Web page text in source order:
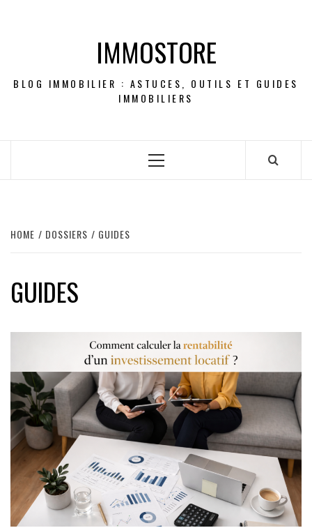
IMMOSTORE
BLOG IMMOBILIER : ASTUCES, OUTILS ET GUIDES
IMMOBILIERS
Primary
HOME DOSSIERS GUIDES
GUIDES